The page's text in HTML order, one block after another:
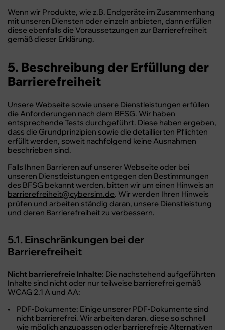
Wenn wir Produkte, wie z.B. Endgeräte im Zusammenhang
mit unseren Diensten oder einzeln anbieten, dann erfüllen
diese ebenfalls die Voraussetzungen zur Barrierefreiheit
gemäß dieser Erklärung.
5. Beschreibung der Erfüllung der
Barrierefreiheit
Unsere Webseite sowie unsere Dienstleistungen erfüllen
die Anforderungen nach dem BFSG. Wir haben
entsprechende Tests durchgeführt. Diese haben ergeben,
dass die Grundprinzipien sowie die detaillierten Pflichten
erfüllt werden, soweit nachfolgend keine Ausnahmen
beschrieben sind.
Falls Ihnen Barrieren auf unserer Webseite oder bei
unseren Dienstleistungen entgegen den Bestimmungen
des BFSG bekannt werden, bitten wir um einen Hinweis an
barrierefreiheit@cybersim.de. Wir werden Ihren Hinweis
prüfen und arbeiten ständig daran, unsere Dienstleistung
und deren Barrierefreiheit zu verbessern.
5.1. Einschränkungen bei der
Barrierefreiheit
Nicht barrierefreie Inhalte: Die nachstehend aufgeführten
Inhalte sind nicht oder nur teilweise barrierefrei gemäß
WCAG 2.1 A und AA:
PDF-Dokumente: Einige unserer PDF-Dokumente sind
nicht barrierefrei. Wir arbeiten daran, diese so schnell
wie möglich anzupassen oder barrierefreie Alternativen